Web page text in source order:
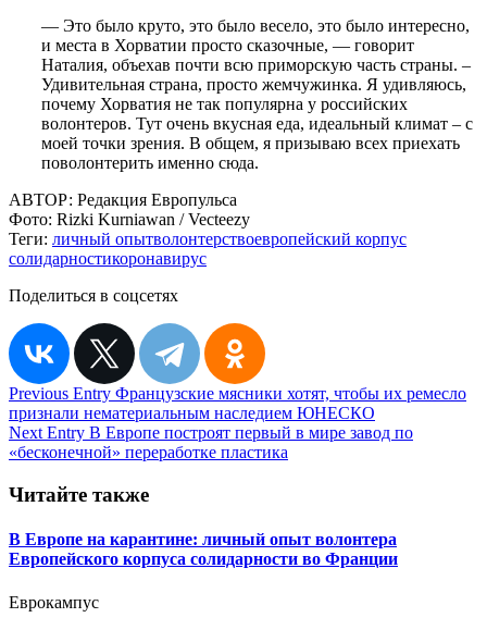
— Это было круто, это было весело, это было интересно,
и места в Хорватии просто сказочные, — говорит
Наталия, объехав почти всю приморскую часть страны. –
Удивительная страна, просто жемчужинка. Я удивляюсь,
почему Хорватия не так популярна у российских
волонтеров. Тут очень вкусная еда, идеальный климат – с
моей точки зрения. В общем, я призываю всех приехать
поволонтерить именно сюда.
АВТОР: Редакция Европульса
Фото: Rizki Kurniawan / Vecteezy
Теги: личный опытволонтерствоевропейский корпус
солидарностикоронавирус
Поделиться в соцсетях
Навигация
по
записям
Previous Entry Французские мясники хотят, чтобы их ремесло
признали нематериальным наследием ЮНЕСКО
Next Entry В Европе построят первый в мире завод по
«бесконечной» переработке пластика
Читайте также
В Европе на карантине: личный опыт волонтера
Европейского корпуса солидарности во Франции
Еврокампус